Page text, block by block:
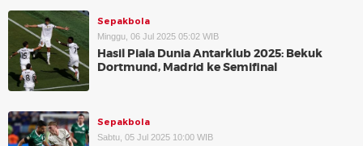
Sepakbola
Minggu, 06 Jul 2025 05:02 WIB
Hasil Piala Dunia Antarklub 2025: Bekuk
Dortmund, Madrid ke Semifinal
Sepakbola
Sabtu, 05 Jul 2025 10:00 WIB